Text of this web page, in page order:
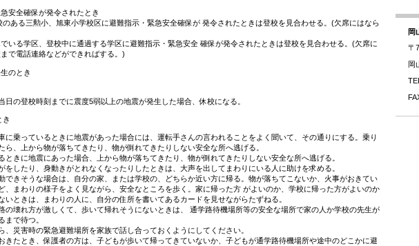
安全確保が発令されたとき
のある三勲小、旭東小学校区に避難指示・緊急安全確保が 発令されたときは登校を見合わせる。(欠席にはなら
でいる学区、登校中に通過する学区に避難指示・緊急安全 確保が発令されたときは登校を見合わせる。(欠席に
で電話連絡などができればする。)
のとき
日の登校時刻までに震度5弱以上の地震が発生した場合、休校になる。
き
に乗っているときに地震があった場合には、運転手さんの言われることをよく聞いて、その通りにする。乗り
ら、上から物が落ちてきたり、物が倒れてきたりしない安全な所へ逃げる。
ときに地震にあった場合、上から物が落ちてきたり、物が倒れてきたりしない安全な所へ逃げる。
をしたり、身動きがとれなくなったりしたときは、大声を出してまわりにいる人に助けを求める。
できそうな場合は、自分の家、または学校の、どちらか近い方に帰る。物が落ちてこないか、火事がおきてい
、まわりの様子をよく見ながら、安全なところを歩く。家に帰った方 がよいのか、学校に帰った方がよいのか
いときは、まわりの人に、自分の住所を書いてあるカードを見せながらたずねる。
の壊れ方が激しくて、歩いて帰れそうにないときは、 通学路待機場所等の安全な場所で家の人か学校の先生が
まで待つ。
、災害時の緊急避難場所を家族で話し合っておくようにしてください。
きたとき、保護者の方は、子どもが歩いて帰ってきていないか、子どもが通学路待機場所や途中のどこかに避
岡
〒
岡